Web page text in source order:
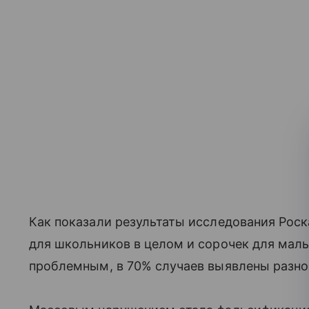
Как показали результаты исследования
для школьников в целом и сорочек для
проблемным, в 70% случаев выявлены